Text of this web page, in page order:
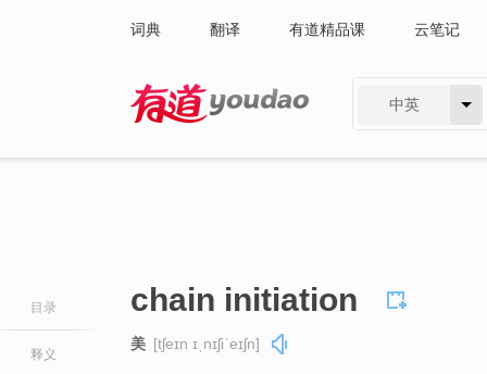
词典 翻译 有道精品课 云笔记
中英
目录
释义
chain initiation
美 [tʃeɪn ɪˌnɪʃiˈeɪʃn]